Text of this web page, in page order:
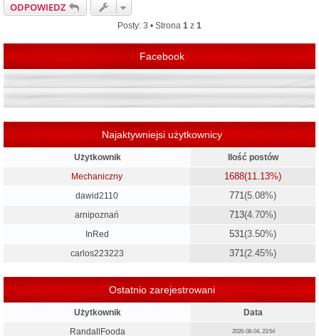
ODPOWIEDZ
Posty: 3 • Strona 1 z 1
Facebook
Najaktywniejsi użytkownicy
Użytkownik
Ilość postów
Mechaniczny
1688(11.13%)
dawid2110 771(5.08%)
arnipoznań 713(4.70%)
InRed 531(3.50%)
carlos223223 371(2.45%)
Ostatnio zarejestrowani
Użytkownik
Data
RandallFooda
2026-08-04, 23:54